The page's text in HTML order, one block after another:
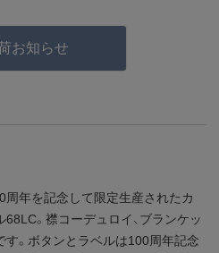
お知らせ
年を記念して限定生産されたカ
。襟コーデュロイ、ブランケッ
す。ボタンとラベルは100周年記念